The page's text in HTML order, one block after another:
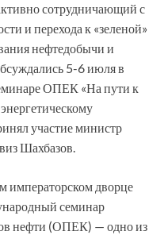
сотрудничающий с
и перехода к «зеленой»
нефтедобычи и
5-6 июля в
ОПЕК «На пути к
участие министр
Шахбазов.
императорском дворце
семинар
нефти (ОПЕК) — одно из